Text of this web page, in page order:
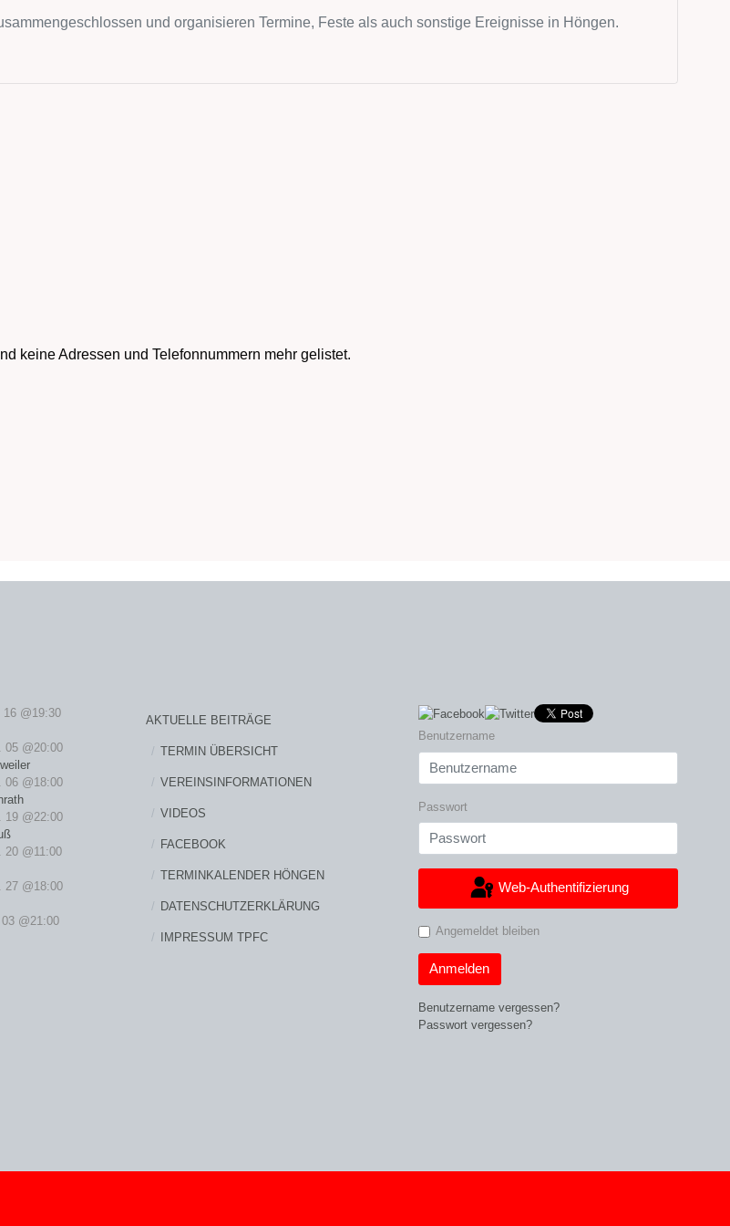
und organisieren Termine, Feste als auch sonstige Ereignisse in Höngen.
keine Adressen und Telefonnummern mehr gelistet.
16 @19:30
05 @20:00
06 @18:00
19 @22:00
20 @11:00
27 @18:00
@21:00
AKTUELLE BEITRÄGE
TERMIN ÜBERSICHT
VEREINSINFORMATIONEN
VIDEOS
FACEBOOK
TERMINKALENDER HÖNGEN
DATENSCHUTZERKLÄRUNG
IMPRESSUM TPFC
Benutzername
Passwort
Web-Authentifizierung
Angemeldet bleiben
Anmelden
Benutzername vergessen?
Passwort vergessen?